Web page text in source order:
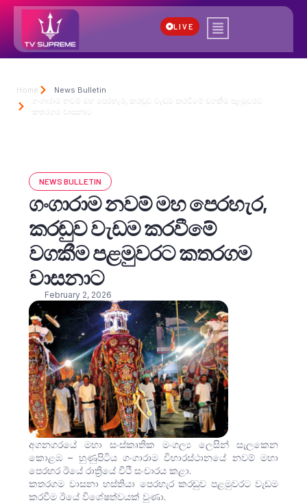
LIVE
Home
News Bulletin
ගංගාරාම නවම් මහ පෙරහැර, කරඬුව වැඩම කරවීමේ වගකීම පළමුවරට
කතරගම වාසනාට
NEWS BULLETIN
ගංගාරාම නවම් මහ පෙරහැර,
කරඬුව වැඩම කරවීමේ
වගකීම පළමුවරට කතරගම
වාසනාට
February 2, 2026
අගනගරයේ මහා සංස්කෘතික මංගල්‍ය ලෙසින් සැලකෙන
කොළඹ – හුණුපිටිය ගංගාරාම විහාරස්ථානයේ නවම් මහා
පෙරහර ඊයේ රාත්‍රියේ වීථි සංචාරය කළා.
කතරගම වාසනා හස්තියා පෙරහැර කරඬුව පළමුවරට වැඩම
කරවීම ඊයේ විශේෂත්වයක් වුණා.